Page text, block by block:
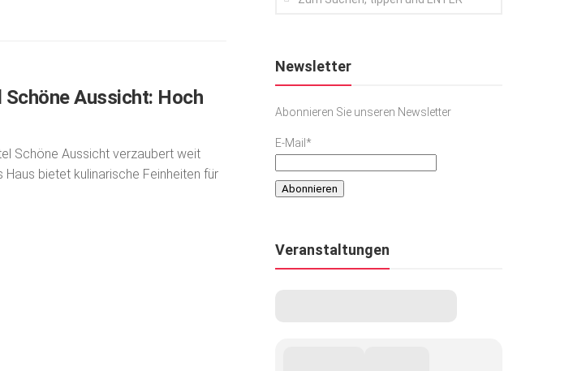
Aussicht: Hoch
Schöne Aussicht verzaubert weit
Haus bietet kulinarische Feinheiten für
Newsletter
Abonnieren Sie unseren Newsletter
E-Mail*
Veranstaltungen